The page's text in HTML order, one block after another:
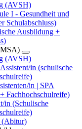
(AVSH)
I - Gesundheit und
Schulabschluss)
Ausbildung +
(AVSH)
in (schulische
in | SPA
Fachhochschulreife)
in (Schulische
(Abitur)